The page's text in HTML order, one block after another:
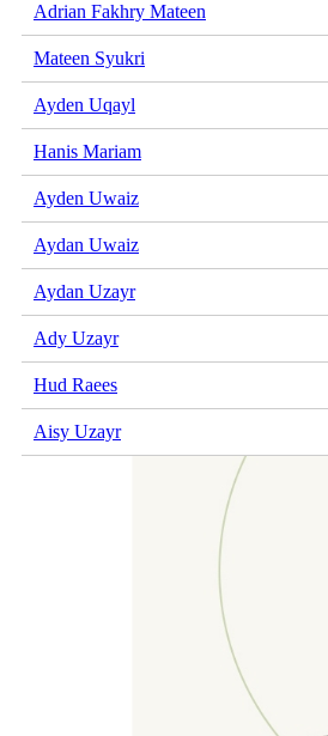
Adrian Fakhry Mateen
Mateen Syukri
Ayden Uqayl
Hanis Mariam
Ayden Uwaiz
Aydan Uwaiz
Aydan Uzayr
Ady Uzayr
Hud Raees
Aisy Uzayr